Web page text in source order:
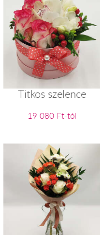
Titkos szelence
19 080 Ft-tól